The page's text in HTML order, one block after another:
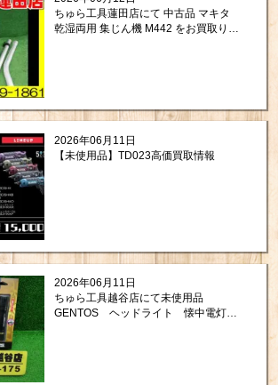
ちゅら工具蓮田店にて 中古品 マキタ
乾湿両用 集じん機 M442 をお買取りさ
2026年06月11日
【未使用品】TD023高価買取情報
2026年06月11日
ちゅら工具越谷店にて未使用品
GENTOS ヘッドライト 懐中電灯